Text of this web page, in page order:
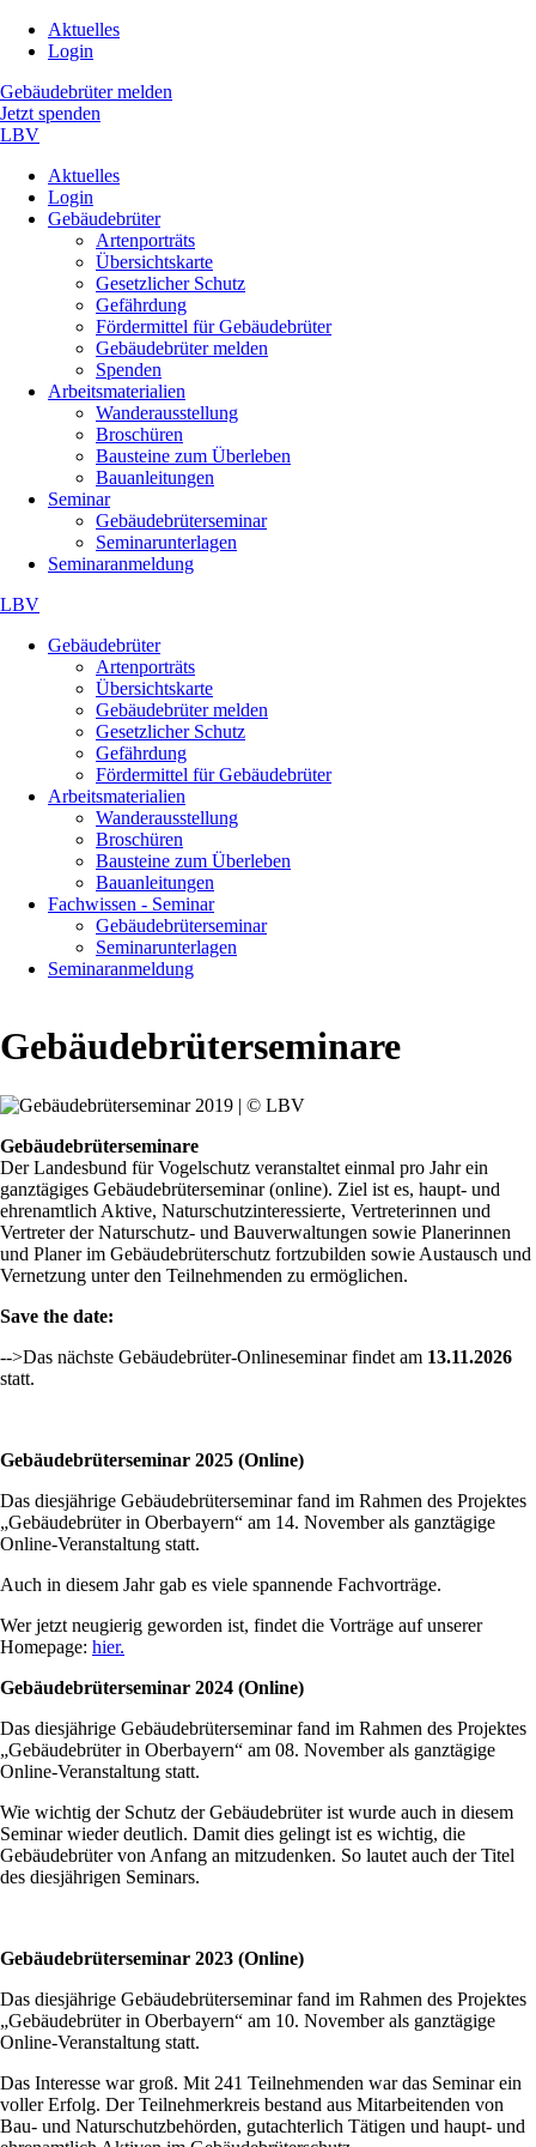
überspringen
Aktuelles
Login
Gebäudebrüter melden
Jetzt spenden
LBV
überspringen
Aktuelles
Login
Gebäudebrüter
Artenporträts
Übersichtskarte
Gesetzlicher Schutz
Gefährdung
Fördermittel für Gebäudebrüter
Gebäudebrüter melden
Spenden
Arbeitsmaterialien
Wanderausstellung
Broschüren
Bausteine zum Überleben
Bauanleitungen
Seminar
Gebäudebrüterseminar
Seminarunterlagen
Seminaranmeldung
LBV
überspringenGebäudebrüter
Artenporträts
Übersichtskarte
Gebäudebrüter melden
Gesetzlicher Schutz
Gefährdung
Fördermittel für Gebäudebrüter
Arbeitsmaterialien
Wanderausstellung
Broschüren
Bausteine zum Überleben
Bauanleitungen
Fachwissen - Seminar
Gebäudebrüterseminar
Seminarunterlagen
Seminaranmeldung
Gebäudebrüterseminare
Gebäudebrüterseminare
Der Landesbund für Vogelschutz veranstaltet einmal pro Jahr ein
ganztägiges Gebäudebrüterseminar (online). Ziel ist es, haupt- und
ehrenamtlich Aktive, Naturschutzinteressierte, Vertreterinnen und
Vertreter der Naturschutz- und Bauverwaltungen sowie Planerinnen
und Planer im Gebäudebrüterschutz fortzubilden sowie Austausch und
Vernetzung unter den Teilnehmenden zu ermöglichen.
Save the date:
-->Das nächste Gebäudebrüter-Onlineseminar findet am 13.11.2026
statt.
Gebäudebrüterseminar 2025 (Online)
Das diesjährige Gebäudebrüterseminar fand im Rahmen des Projektes
„Gebäudebrüter in Oberbayern“ am 14. November als ganztägige
Online-Veranstaltung statt.
Auch in diesem Jahr gab es viele spannende Fachvorträge.
Wer jetzt neugierig geworden ist, findet die Vorträge auf unserer
Homepage: hier.
Gebäudebrüterseminar 2024 (Online)
Das diesjährige Gebäudebrüterseminar fand im Rahmen des Projektes
„Gebäudebrüter in Oberbayern“ am 08. November als ganztägige
Online-Veranstaltung statt.
Wie wichtig der Schutz der Gebäudebrüter ist wurde auch in diesem
Seminar wieder deutlich. Damit dies gelingt ist es wichtig, die
Gebäudebrüter von Anfang an mitzudenken. So lautet auch der Titel
des diesjährigen Seminars.
Gebäudebrüterseminar 2023 (Online)
Das diesjährige Gebäudebrüterseminar fand im Rahmen des Projektes
„Gebäudebrüter in Oberbayern“ am 10. November als ganztägige
Online-Veranstaltung statt.
Das Interesse war groß. Mit 241 Teilnehmenden war das Seminar ein
voller Erfolg. Der Teilnehmerkreis bestand aus Mitarbeitenden von
Bau- und Naturschutzbehörden, gutachterlich Tätigen und haupt- und